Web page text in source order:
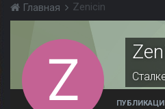
Главная Zenicin